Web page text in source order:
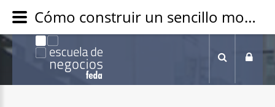
Cómo construir un sencillo modelo de datos financiero - Escuela de Negocios FEDA